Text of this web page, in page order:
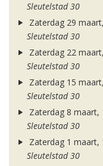
Sleutelstad 30
Zaterdag 29
Sleutelstad 30
Zaterdag 22
Sleutelstad 30
Zaterdag 15
Sleutelstad 30
Zaterdag 8 maart,
Sleutelstad 30
Zaterdag 1 maart,
Sleutelstad 30